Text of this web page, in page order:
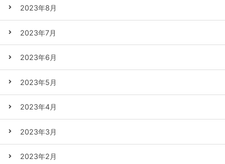
2023年8月
2023年7月
2023年6月
2023年5月
2023年4月
2023年3月
2023年2月